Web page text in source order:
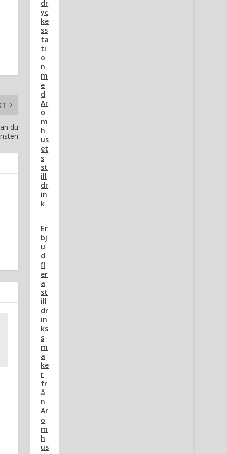
du
dr
yc
ke
ss
ta
ti
o
n
m
e
d
Ar
o
m
h
us
et
s
st
ill
dr
in
k
Er
bj
u
d
fl
er
a
st
ill
dr
in
ks
s
m
a
ke
r
fr
å
n
Ar
o
m
h
us